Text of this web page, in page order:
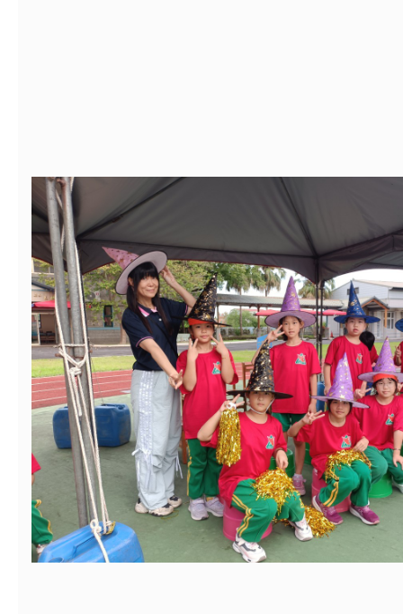
訊
辦理「115年度促進
緒學習知能研習」
檢送桃園市政府LED
字稿及LCD託播影片
函轉有關本府新聞處
6月交通安全宣導標
份及道安宣導影像素
有關「115年各賣場
設置防災(颱)專區」
信誼基金會於6／27
【打噴嚏、流鼻水、
0-8歲抗過敏照護指
童過敏免疫專家 林
講】親職講座
檢送桃園市政府LED
字稿及LCD託播影片
檢送桃園市政府家庭
「小桃家6月課程資
約幸福生活-婚前教
坊」、「幸福婚姻系
檢送桃園市政府LED
字稿及LCD託播影（
轉知財團法人天主教
立蘆葦啟智中心辦理
有關桃園市桃園區西